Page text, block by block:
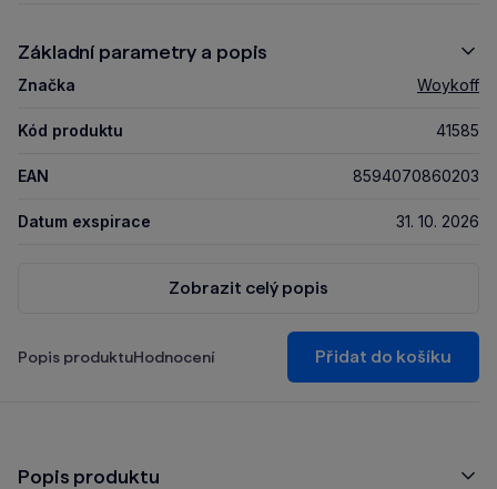
Základní parametry a popis
Značka Woykoff
Kód produktu 41585
EAN 8594070860203
Datum exspirace 31. 10. 2026
Zobrazit celý popis
Popis produktuHodnocení Přidat do košíku
Popis produktu